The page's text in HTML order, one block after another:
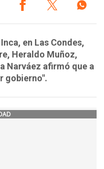
en Las Condes,
Heraldo Muñoz,
Narváez afirmó que a
gobierno".